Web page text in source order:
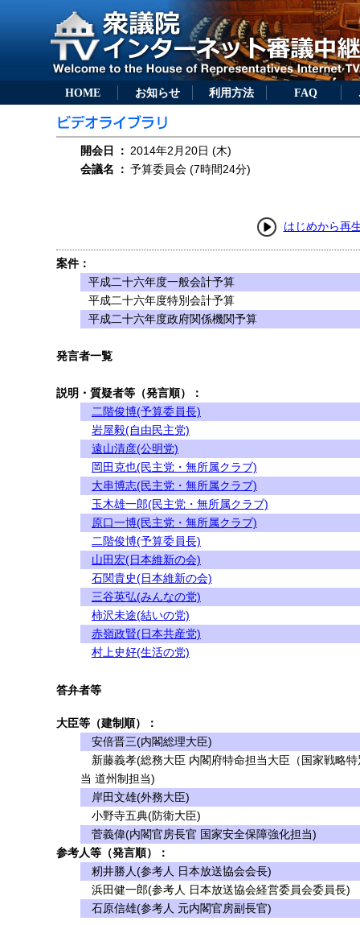
HOME お知らせ 利用方法 FAQ
開会日 ： 2014年2月20日 (木)
会議名
： 予算委員会 (7時間24分)
はじめから再
案件：
平成二十六年度一般会計予算
平成二十六年度特別会計予算
平成二十六年度政府関係機関予算
発言者一覧
説明・質疑者等（発言順）：
二階俊博(予算委員長)
岩屋毅(自由民主党)
遠山清彦(公明党)
岡田克也(民主党・無所属クラブ)
大串博志(民主党・無所属クラブ)
玉木雄一郎(民主党・無所属クラブ)
原口一博(民主党・無所属クラブ)
二階俊博(予算委員長)
山田宏(日本維新の会)
石関貴史(日本維新の会)
三谷英弘(みんなの党)
柿沢未途(結いの党)
赤嶺政賢(日本共産党)
村上史好(生活の党)
答弁者等
大臣等（建制順）：
安倍晋三(内閣総理大臣)
新藤義孝(総務大臣 内閣府特命担当大臣（国家戦略
当 道州制担当)
岸田文雄(外務大臣)
小野寺五典(防衛大臣)
菅義偉(内閣官房長官 国家安全保障強化担当)
参考人等（発言順）：
籾井勝人(参考人 日本放送協会会長)
浜田健一郎(参考人 日本放送協会経営委員会委員長)
石原信雄(参考人 元内閣官房副長官)